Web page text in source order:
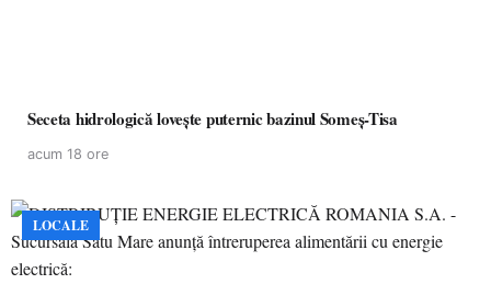
Seceta hidrologică lovește puternic bazinul Someș-Tisa
acum 18 ore
LOCALE